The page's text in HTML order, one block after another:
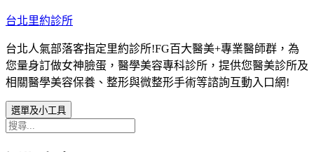
跳
主
要
內
容
台北里約診所
台北人氣部落客指定里約診所!FG百大醫美+專業醫師群，為
您量身訂做女神臉蛋，醫學美容專科診所，提供您醫美診所及
相關醫學美容保養、整形與微整形手術等諮詢互動入口網!
選單及小工具
搜